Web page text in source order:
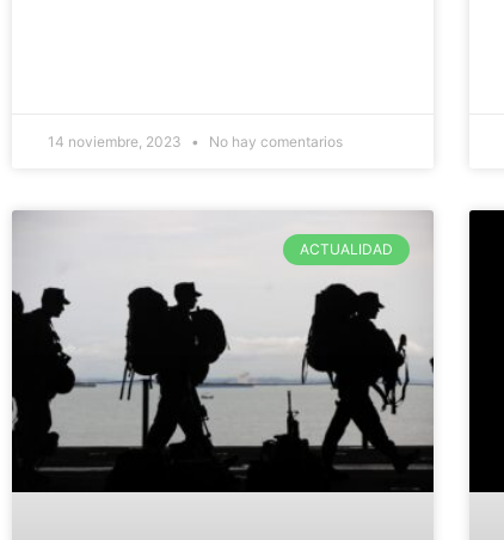
14 noviembre, 2023 No hay comentarios
ACTUALIDAD